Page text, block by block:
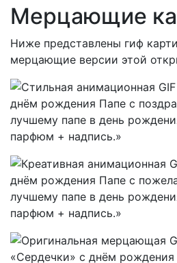
Мерцающие
Ниже представлены гиф
мерцающие версии этой